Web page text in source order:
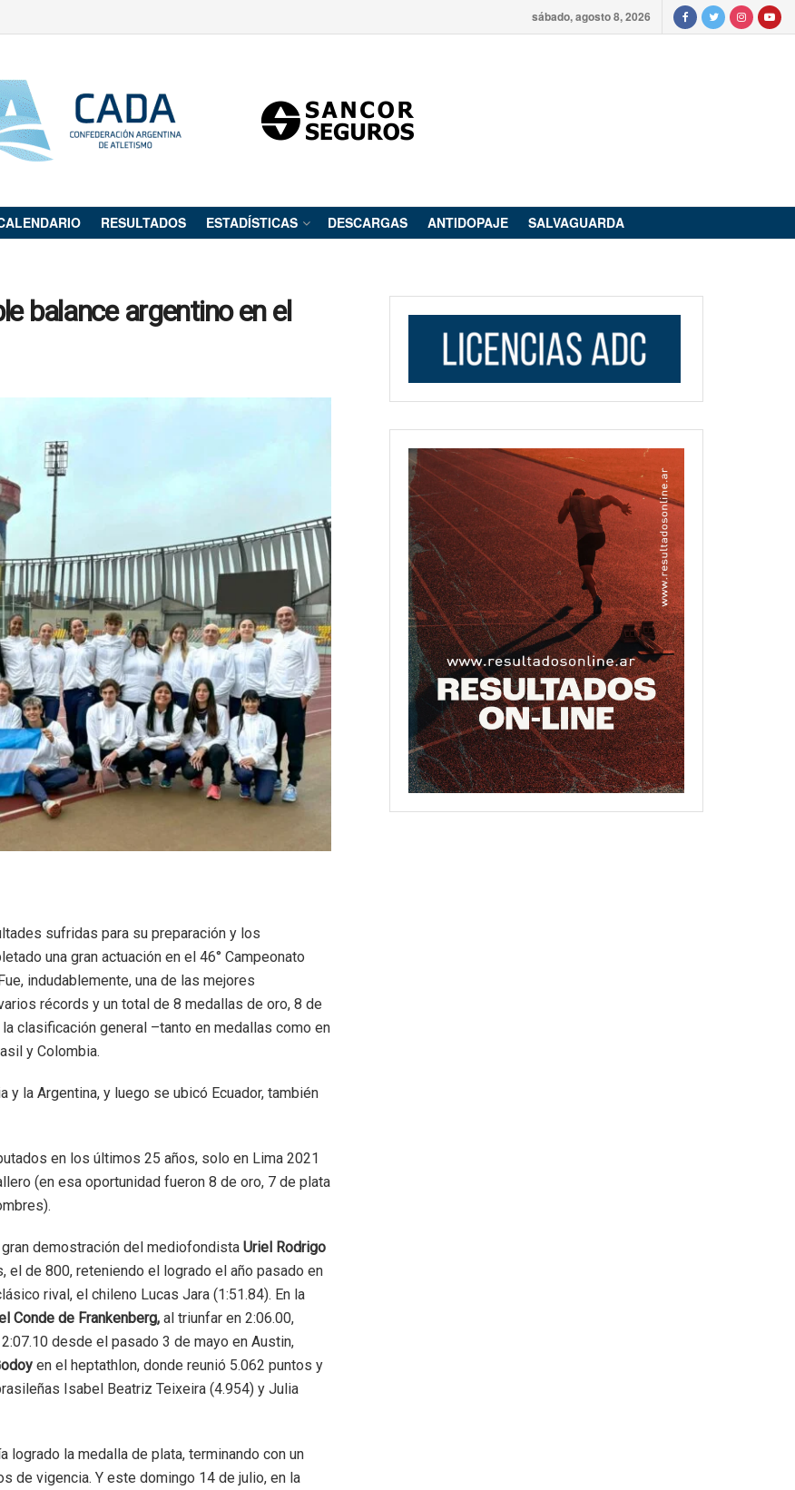
sábado, agosto 8, 2026
RESULTADOS ESTADÍSTICAS DESCARGAS ANTIDOPAJE SALVAGUARDA
balance argentino en el
sufridas para su preparación y los
una gran actuación en el 46° Campeonato
indudablemente, una de las mejores
récords y un total de 8 medallas de oro, 8 de
clasificación general –tanto en medallas como en
y Colombia.
la Argentina, y luego se ubicó Ecuador, también
en los últimos 25 años, solo en Lima 2021
(en esa oportunidad fueron 8 de oro, 7 de plata
demostración del mediofondistaUriel Rodrigo
el de 800, reteniendo el logrado el año pasado en
rival, el chileno Lucas Jara (1:51.84). En la
Conde de Frankenberg, al triunfar en 2:06.00,
desde el pasado 3 de mayo en Austin,
en el heptathlon, donde reunió 5.062 puntos y
Isabel Beatriz Teixeira (4.954) y Julia
logrado la medalla de plata, terminando con un
de vigencia. Y este domingo 14 de julio, en la